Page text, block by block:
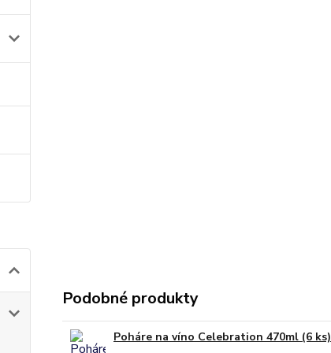
Podobné produkty
Poháre na víno Celebration 470ml (6 ks)